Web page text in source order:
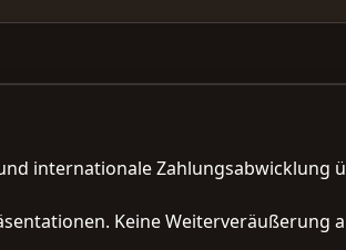
internationale Zahlungsabwicklung
Keine Weiterveräußerung